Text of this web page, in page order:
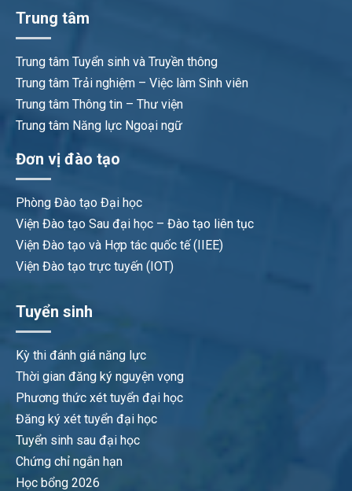
Trung tâm
Trung tâm Tuyển sinh và Truyền thông
Trung tâm Trải nghiệm – Việc làm Sinh viên
Trung tâm Thông tin – Thư viện
Trung tâm Năng lực Ngoại ngữ
Đơn vị đào tạo
Phòng Đào tạo Đại học
Viện Đào tạo Sau đại học – Đào tạo liên tục
Viện Đào tạo và Hợp tác quốc tế (IIEE)
Viện Đào tạo trực tuyến (IOT)
Tuyển sinh
Kỳ thi đánh giá năng lực
Thời gian đăng ký nguyện vọng
Phương thức xét tuyển đại học
Đăng ký xét tuyển đại học
Tuyển sinh sau đại học
Chứng chỉ ngắn hạn
Học bổng 2026